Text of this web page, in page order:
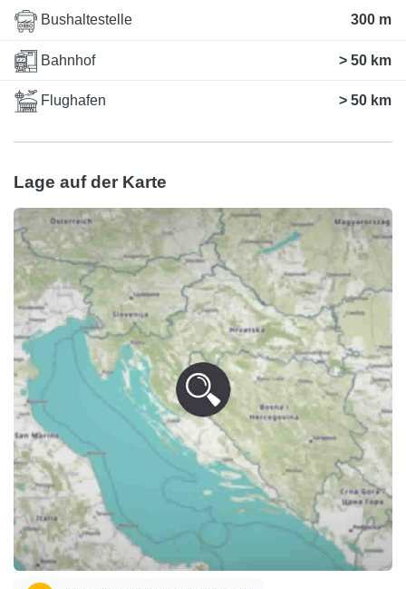
Bushaltestelle 300 m
Bahnhof > 50 km
Flughafen > 50 km
Lage auf der Karte